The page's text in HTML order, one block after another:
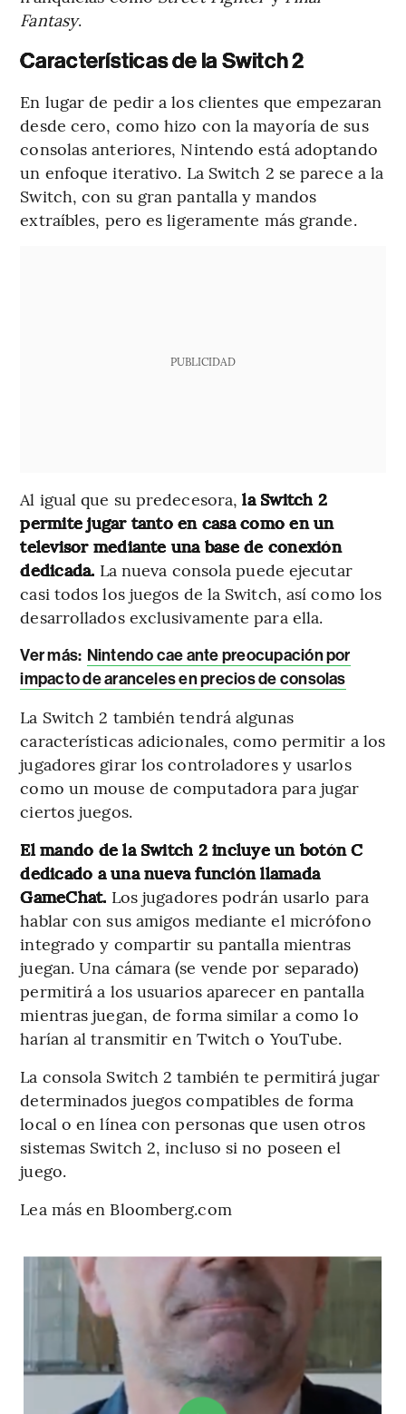
Fantasy.
Características de la Switch 2
En lugar de pedir a los clientes que empezaran
desde cero, como hizo con la mayoría de sus
consolas anteriores, Nintendo está adoptando
un enfoque iterativo. La Switch 2 se parece a la
Switch, con su gran pantalla y mandos
extraíbles, pero es ligeramente más grande.
PUBLICIDAD
Al igual que su predecesora, la Switch 2
permite jugar tanto en casa como en un
televisor mediante una base de conexión
dedicada. La nueva consola puede ejecutar
casi todos los juegos de la Switch, así como los
desarrollados exclusivamente para ella.
Ver más: Nintendo cae ante preocupación por
impacto de aranceles en precios de consolas
La Switch 2 también tendrá algunas
características adicionales, como permitir a los
jugadores girar los controladores y usarlos
como un mouse de computadora para jugar
ciertos juegos.
El mando de la Switch 2 incluye un botón C
dedicado a una nueva función llamada
GameChat. Los jugadores podrán usarlo para
hablar con sus amigos mediante el micrófono
integrado y compartir su pantalla mientras
juegan. Una cámara (se vende por separado)
permitirá a los usuarios aparecer en pantalla
mientras juegan, de forma similar a como lo
harían al transmitir en Twitch o YouTube.
La consola Switch 2 también te permitirá jugar
determinados juegos compatibles de forma
local o en línea con personas que usen otros
sistemas Switch 2, incluso si no poseen el
juego.
Lea más en Bloomberg.com